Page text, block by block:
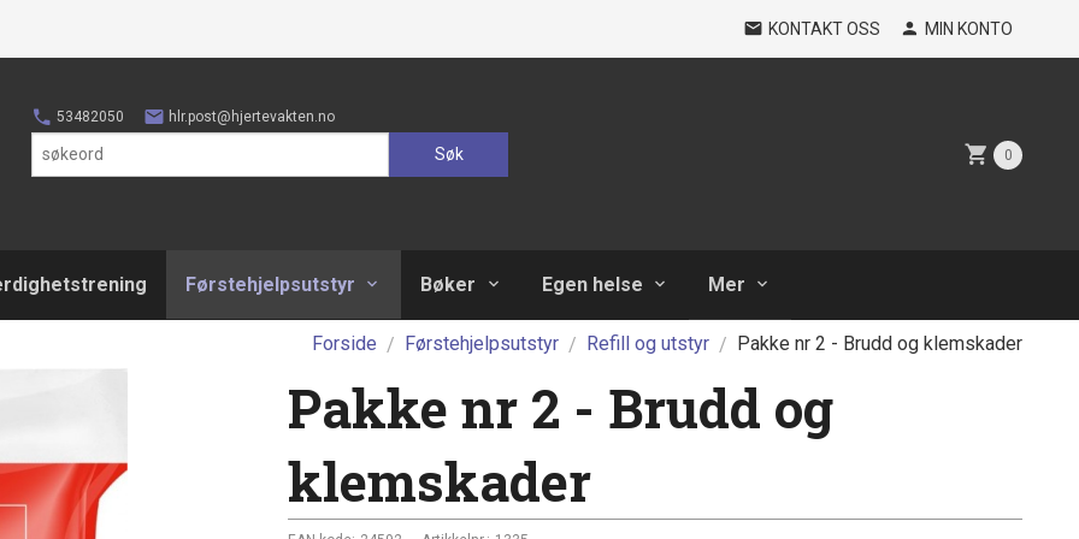
KONTAKT OSS MIN KONTO
53482050 hlr.post@hjertevakten.no
Søk 0
Førstehjelpsutstyr Bøker Egen helse Mer
Forside Førstehjelpsutstyr Refill og utstyr Pakke nr 2 - Brudd og klemskader
Pakke nr 2 - Brudd og
klemskader